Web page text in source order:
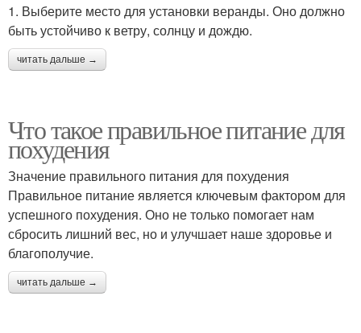
1. Выберите место для установки веранды. Оно должно
быть устойчиво к ветру, солнцу и дождю.
читать дальше →
Что такое правильное питание для
похудения
Значение правильного питания для похудения
Правильное питание является ключевым фактором для
успешного похудения. Оно не только помогает нам
сбросить лишний вес, но и улучшает наше здоровье и
благополучие.
читать дальше →